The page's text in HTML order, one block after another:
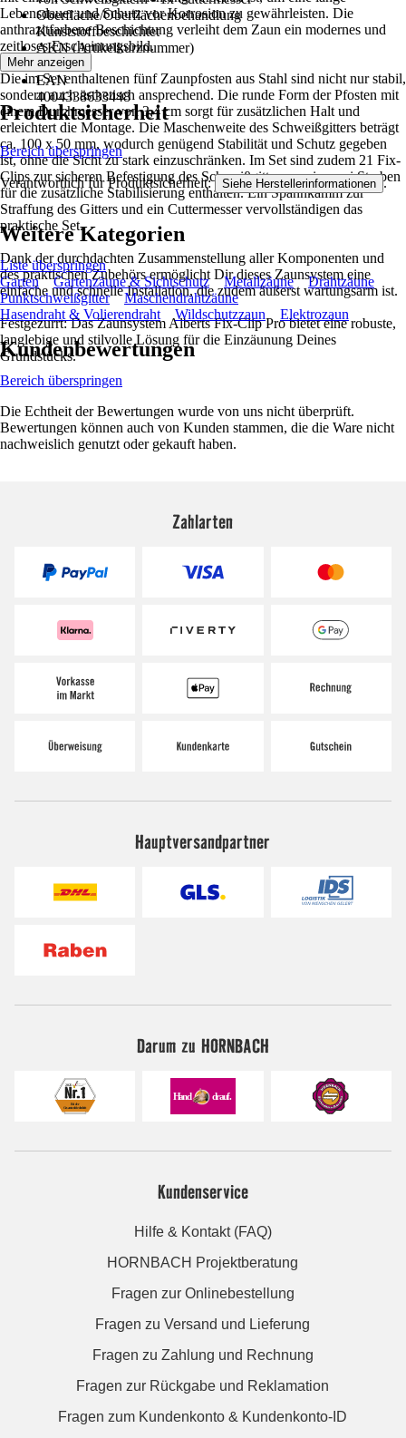
Oberfläche/Oberflächenbehandlung
Kunststoffbeschichtet
AKN (Artikelkurznummer)
S9N4
EAN
4004338633448
Lebensdauer und Schutz vor Korrosion zu gewährleisten. Die
anthrazitfarbene Beschichtung verleiht dem Zaun ein modernes und
zeitloses Erscheinungsbild.
Die im Set enthaltenen fünf Zaunpfosten aus Stahl sind nicht nur stabil,
sondern auch ästhetisch ansprechend. Die runde Form der Pfosten mit
einem Durchmesser von 3,4 cm sorgt für zusätzlichen Halt und
erleichtert die Montage. Die Maschenweite des Schweißgitters beträgt
ca. 100 x 50 mm, wodurch genügend Stabilität und Schutz gegeben
ist, ohne die Sicht zu stark einzuschränken. Im Set sind zudem 21 Fix-
Clips zur sicheren Befestigung des Schweißgitters sowie zwei Streben
für die zusätzliche Stabilisierung enthalten. Ein Spannkamm zur
Straffung des Gitters und ein Cuttermesser vervollständigen das
praktische Set.
Dank der durchdachten Zusammenstellung aller Komponenten und
des praktischen Zubehörs ermöglicht Dir dieses Zaunsystem eine
einfache und schnelle Installation, die zudem äußerst wartungsarm ist.
Festgezurrt: Das Zaunsystem Alberts Fix-Clip Pro bietet eine robuste,
langlebige und stilvolle Lösung für die Einzäunung Deines
Grundstücks.
Mehr anzeigen
Produktsicherheit
Bereich überspringen
Verantwortlich für Produktsicherheit: Siehe Herstellerinformationen .
Weitere Kategorien
Liste überspringen
Garten
Gartenzäune & Sichtschutz Metallzäune
Drahtzäune
Punktschweißgitter
Maschendrahtzäune
Hasendraht & Volierendraht
Wildschutzzaun Elektrozaun
Kundenbewertungen
Bereich überspringen
Die Echtheit der Bewertungen wurde von uns nicht überprüft.
Bewertungen können auch von Kunden stammen, die die Ware nicht
nachweislich genutzt oder gekauft haben.
Zahlarten
Hauptversandpartner
Darum zu HORNBACH
Kundenservice
Hilfe & Kontakt (FAQ)
HORNBACH Projektberatung
Fragen zur Onlinebestellung
Fragen zu Versand und Lieferung
Fragen zu Zahlung und Rechnung
Fragen zur Rückgabe und Reklamation
Fragen zum Kundenkonto & Kundenkonto-ID